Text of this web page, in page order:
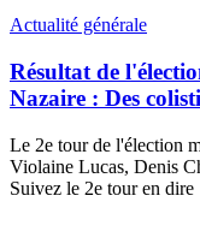
Actualité générale
Résultat de
Nazaire : Des
Le 2e tour de l'élection
Violaine Lucas, Denis
Suivez le 2e tour en dire